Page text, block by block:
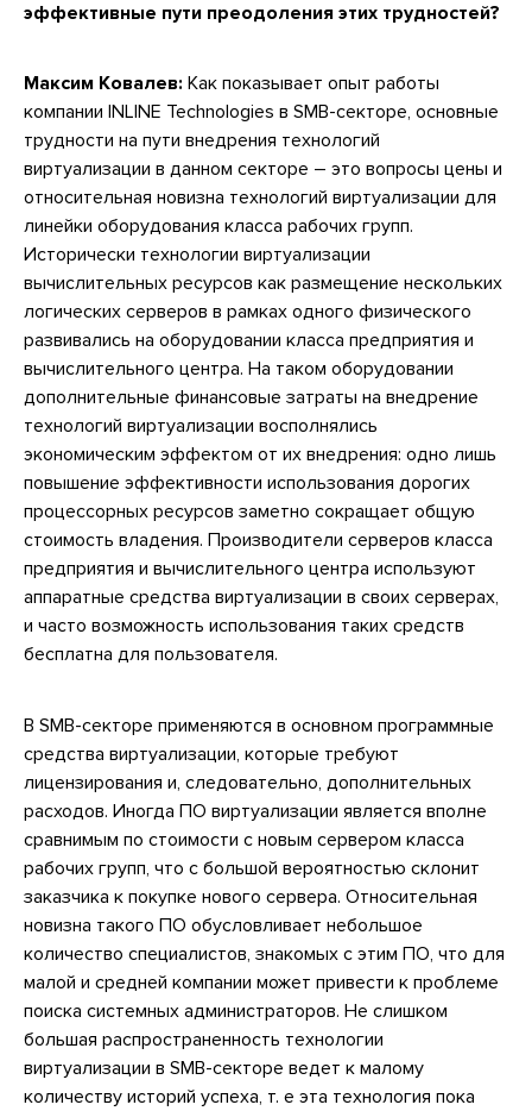
эффективные пути преодоления этих трудностей?
Максим Ковалев: Как показывает опыт работы
компании INLINE Technologies в SMB-секторе, основные
трудности на пути внедрения технологий
виртуализации в данном секторе – это вопросы цены и
относительная новизна технологий виртуализации для
линейки оборудования класса рабочих групп.
Исторически технологии виртуализации
вычислительных ресурсов как размещение нескольких
логических серверов в рамках одного физического
развивались на оборудовании класса предприятия и
вычислительного центра. На таком оборудовании
дополнительные финансовые затраты на внедрение
технологий виртуализации восполнялись
экономическим эффектом от их внедрения: одно лишь
повышение эффективности использования дорогих
процессорных ресурсов заметно сокращает общую
стоимость владения. Производители серверов класса
предприятия и вычислительного центра используют
аппаратные средства виртуализации в своих серверах,
и часто возможность использования таких средств
бесплатна для пользователя.
В SMB-секторе применяются в основном программные
средства виртуализации, которые требуют
лицензирования и, следовательно, дополнительных
расходов. Иногда ПО виртуализации является вполне
сравнимым по стоимости с новым сервером класса
рабочих групп, что с большой вероятностью склонит
заказчика к покупке нового сервера. Относительная
новизна такого ПО обусловливает небольшое
количество специалистов, знакомых с этим ПО, что для
малой и средней компании может привести к проблеме
поиска системных администраторов. Не слишком
большая распространенность технологии
виртуализации в SMB-секторе ведет к малому
количеству историй успеха, т. е эта технология пока